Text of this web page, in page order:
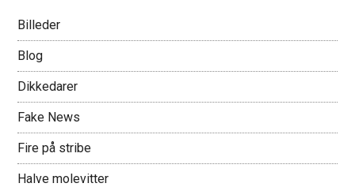
Billeder
Blog
Dikkedarer
Fake News
Fire på stribe
Halve molevitter